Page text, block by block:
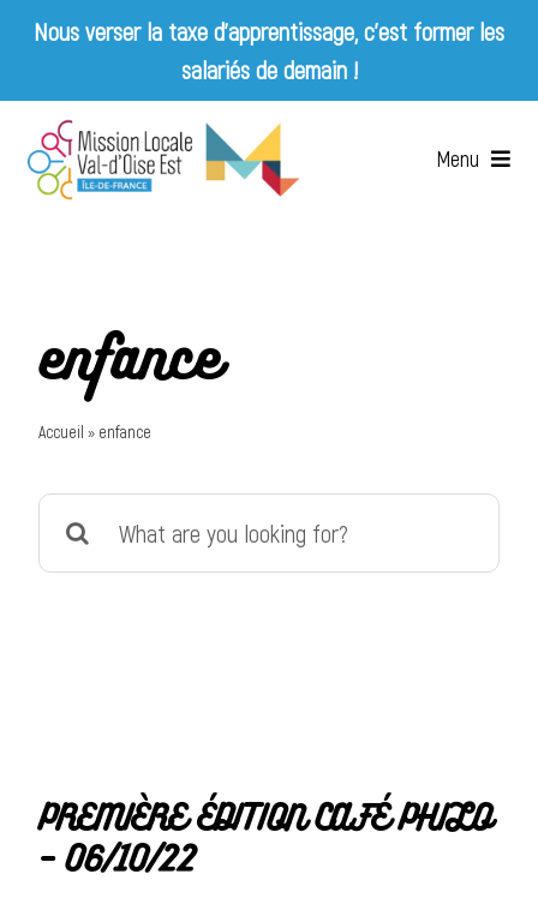
Nous verser la taxe d’apprentissage, c’est former les
salariés de demain !
content
Menu
enfance
Accueil » enfance
Search
PREMIÈRE ÉDITION CAFÉ PHILO
– 06/10/22